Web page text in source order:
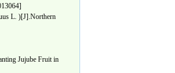
L. )[J].Northern
Jujube Fruit in